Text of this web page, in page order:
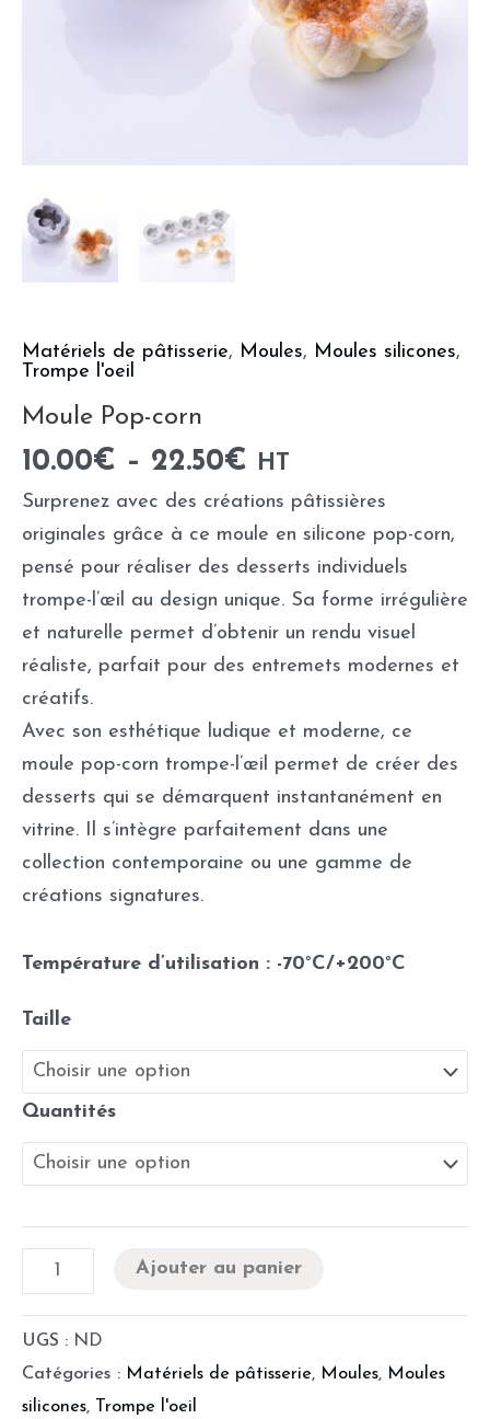
Matériels de pâtisserie, Moules, Moules silicones,
Trompe l'oeil
Moule Pop-corn
10.00€ – 22.50€ HT
Surprenez avec des créations pâtissières
originales grâce à ce moule en silicone pop-corn,
pensé pour réaliser des desserts individuels
trompe-l’œil au design unique. Sa forme irrégulière
et naturelle permet d’obtenir un rendu visuel
réaliste, parfait pour des entremets modernes et
créatifs.
Avec son esthétique ludique et moderne, ce
moule pop-corn trompe-l’œil permet de créer des
desserts qui se démarquent instantanément en
vitrine. Il s’intègre parfaitement dans une
collection contemporaine ou une gamme de
créations signatures.
Température d’utilisation : -70°C/+200°C
Taille
Quantités
Ajouter au panier
UGS : ND
Catégories : Matériels de pâtisserie, Moules, Moules
silicones, Trompe l'oeil